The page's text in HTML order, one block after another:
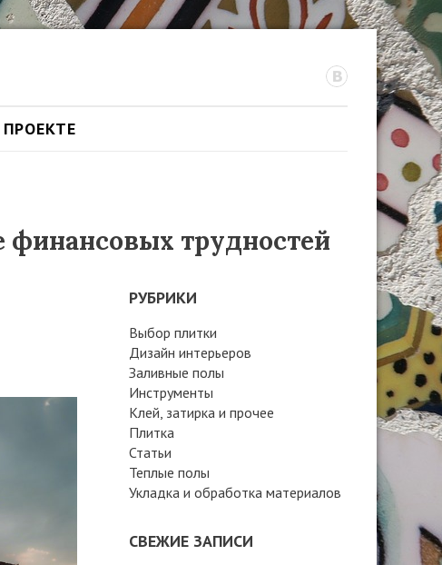
трудностей
РУБРИКИ
Выбор плитки
Дизайн интерьеров
Заливные полы
Инструменты
Клей, затирка и прочее
Плитка
Статьи
Теплые полы
Укладка и обработка материалов
СВЕЖИЕ ЗАПИСИ